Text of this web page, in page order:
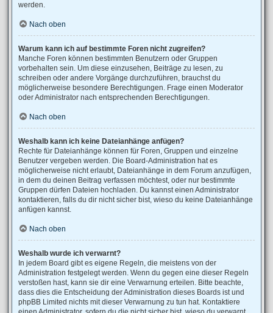
werden.
Nach oben
Warum kann ich auf bestimmte Foren nicht zugreifen?
Manche Foren können bestimmten Benutzern oder Gruppen
vorbehalten sein. Um diese einzusehen, Beiträge zu lesen, zu
schreiben oder andere Vorgänge durchzuführen, brauchst du
möglicherweise besondere Berechtigungen. Frage einen Moderator
oder Administrator nach entsprechenden Berechtigungen.
Nach oben
Weshalb kann ich keine Dateianhänge anfügen?
Rechte für Dateianhänge können für Foren, Gruppen und einzelne
Benutzer vergeben werden. Die Board-Administration hat es
möglicherweise nicht erlaubt, Dateianhänge in dem Forum anzufügen,
in dem du deinen Beitrag verfassen möchtest, oder nur bestimmte
Gruppen dürfen Dateien hochladen. Du kannst einen Administrator
kontaktieren, falls du dir nicht sicher bist, wieso du keine Dateianhänge
anfügen kannst.
Nach oben
Weshalb wurde ich verwarnt?
In jedem Board gibt es eigene Regeln, die meistens von der
Administration festgelegt werden. Wenn du gegen eine dieser Regeln
verstoßen hast, kann sie dir eine Verwarnung erteilen. Bitte beachte,
dass dies die Entscheidung der Administration dieses Boards ist und
phpBB Limited nichts mit dieser Verwarnung zu tun hat. Kontaktiere